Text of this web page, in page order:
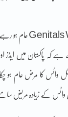
ہے کہ پاکستان میں ایڈز
کا مرض عام ہو چکا
واٹس کے زیادہ مریض